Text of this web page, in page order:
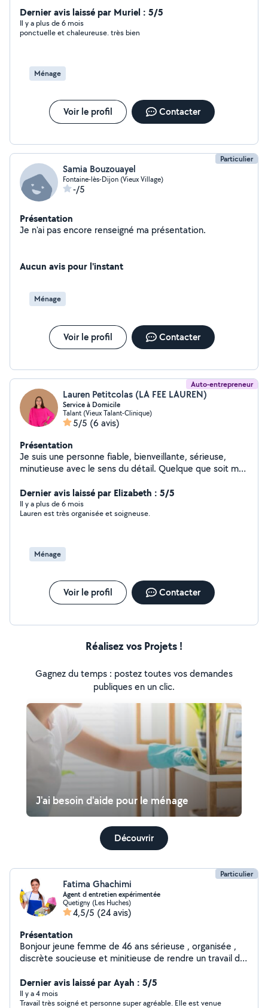
autres, transport de personne, préparation de repas,
montage petit meuble en kit. Je suis quelqu'un de
confiance, sérieuse et rigoureuse, donc n'hésitez pas à
Dernier avis laissé par Muriel : 5/5
Il y a plus de 6 mois
ponctuelle et chaleureuse. très bien
Ménage
Voir le profil Contacter
Particulier
Samia Bouzouayel
Fontaine-lès-Dijon (Vieux Village)
-/5
Présentation
Je n'ai pas encore renseigné ma présentation.
Aucun avis pour l'instant
Ménage
Voir le profil Contacter
Auto-entrepreneur
Lauren Petitcolas (LA FEE LAUREN)
Service à Domicile
Talant (Vieux Talant-Clinique)
5/5 (6 avis)
Présentation
Je suis une personne fiable, bienveillante, sérieuse,
minutieuse avec le sens du détail. Quelque que soit ma
sourire.
Dernier avis laissé par Elizabeth : 5/5
Il y a plus de 6 mois
Lauren est très organisée et soigneuse.
Ménage
Voir le profil Contacter
Réalisez vos Projets !
Gagnez du temps : postez toutes vos demandes
publiques en un clic.
J'ai besoin d'aide pour le ménage
Découvrir
Particulier
Fatima Ghachimi
Agent d entretien expérimentée
Quetigny (Les Huches)
4,5/5 (24 avis)
Présentation
Bonjour jeune femme de 46 ans sérieuse , organisée ,
discrète soucieuse et minitieuse de rendre un travail de
Veillant à la propreté et l'ordre des lieux . Je suis a l aise
avec les tâches courantes et plus spécifiques.
Dernier avis laissé par Ayah : 5/5
Il y a 4 mois
Travail très soigné et personne super agréable. Elle est venue